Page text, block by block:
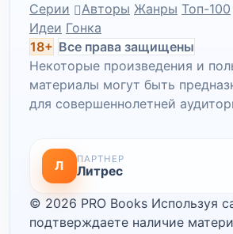
Серии
Авторы Жанры Топ-100
Идеи Гонка
18+ Все права защищены
Некоторые произведения и
материалы могут быть
для совершеннолетней
Л ПАРТНЕР
Литрес
© 2026 PRO Books Используя
подтверждаете наличие